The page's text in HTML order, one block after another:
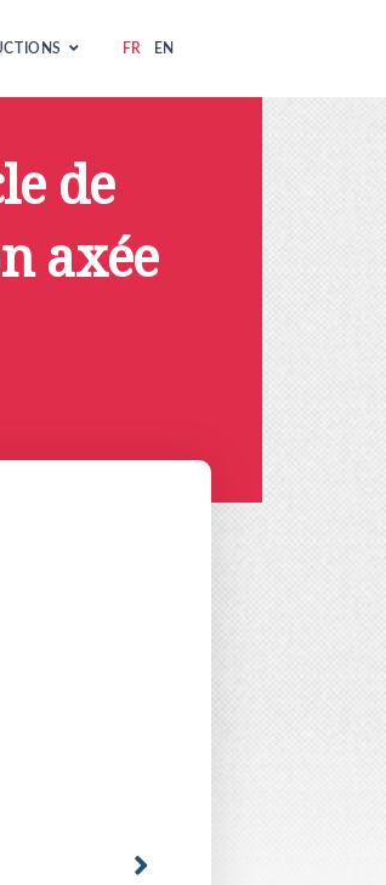
FR EN
de
axée